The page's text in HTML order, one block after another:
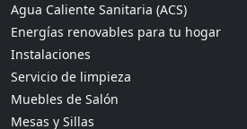
Agua Caliente Sanitaria (ACS)
Energías renovables para tu hogar
Instalaciones
Servicio de limpieza
Muebles de Salón
Mesas y Sillas